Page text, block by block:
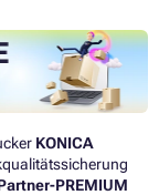
KONICA
PREMIUM